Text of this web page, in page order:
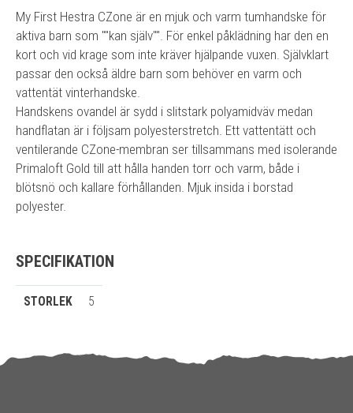
My First Hestra CZone är en mjuk och varm tumhandske för
aktiva barn som ""kan själv"". För enkel påklädning har den en
kort och vid krage som inte kräver hjälpande vuxen. Självklart
passar den också äldre barn som behöver en varm och
vattentät vinterhandske.
Handskens ovandel är sydd i slitstark polyamidväv medan
handflatan är i följsam polyesterstretch. Ett vattentätt och
ventilerande CZone-membran ser tillsammans med isolerande
Primaloft Gold till att hålla handen torr och varm, både i
blötsnö och kallare förhållanden. Mjuk insida i borstad
polyester.
SPECIFIKATION
STORLEK 5